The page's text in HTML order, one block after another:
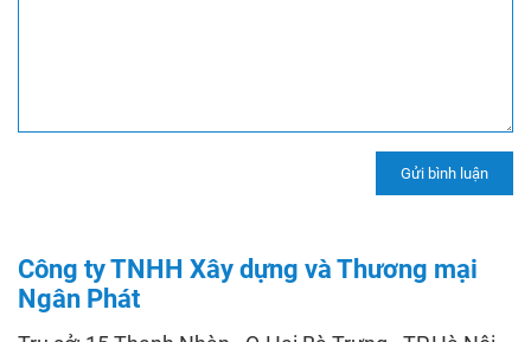
Công ty TNHH Xây dựng và Thương mại
Ngân Phát